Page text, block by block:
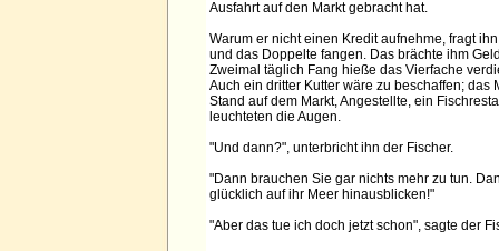
Ausfahrt auf den Markt gebracht hat.
Warum er nicht einen Kredit aufnehme, fragt
und das Doppelte fangen. Das brächte ihm
Zweimal täglich Fang hieße das Vierfache
Auch ein dritter Kutter wäre zu beschaffen;
Stand auf dem Markt, Angestellte, ein
leuchteten die Augen.
"Und dann?", unterbricht ihn der Fischer.
"Dann brauchen Sie gar nichts mehr zu tun.
glücklich auf ihr Meer hinausblicken!"
"Aber das tue ich doch jetzt schon", sagte der